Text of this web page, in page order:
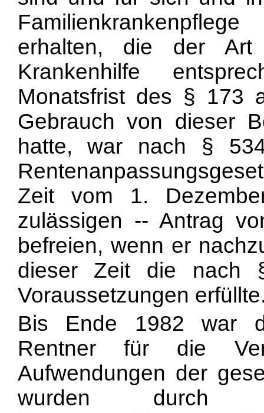
erhalten, die der
Krankenhilfe
Monatsfrist des § 173
Gebrauch von dieser
hatte, war nach §
Zeit vom 1.
zulässigen -- Antrag
befreien, wenn er
dieser Zeit die nach
Voraussetzungen
Bis Ende 1982 war
Rentner für die
Aufwendungen der
wurden durch